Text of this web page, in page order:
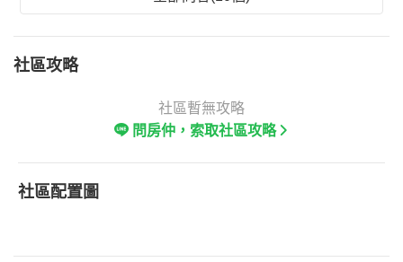
社區攻略
社區暫無攻略
問房仲，索取社區攻略
社區配置圖